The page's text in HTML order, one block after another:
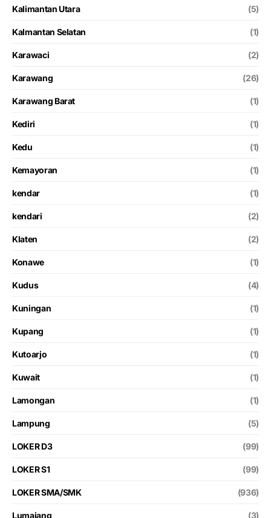
Kalimantan Utara (5)
Kalmantan Selatan (1)
Karawaci (2)
Karawang (26)
Karawang Barat (1)
Kediri (1)
Kedu (1)
Kemayoran (1)
kendar (1)
kendari (2)
Klaten (2)
Konawe (1)
Kudus (4)
Kuningan (1)
Kupang (1)
Kutoarjo (1)
Kuwait (1)
Lamongan (1)
Lampung (5)
LOKER D3 (99)
LOKER S1 (99)
LOKER SMA/SMK (936)
Lumajang (3)